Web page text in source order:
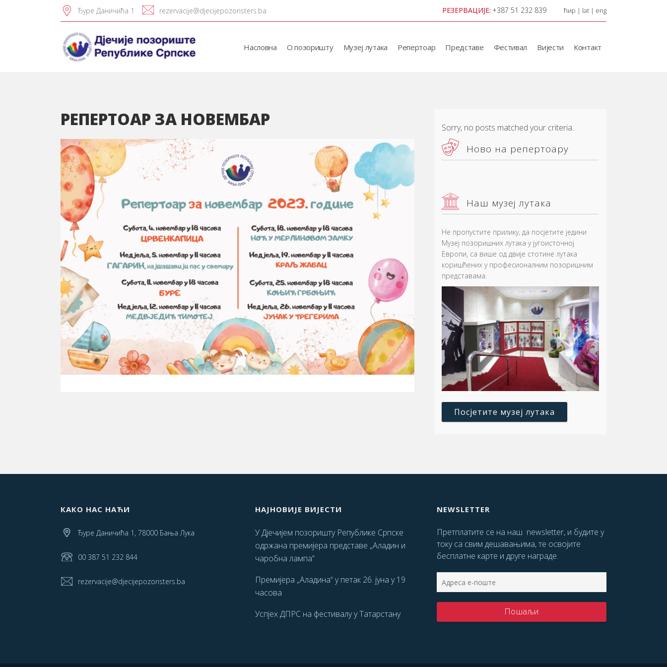
Ђуре Даничића 1 rezervacije@djecijepozoristers.ba РЕЗЕРВАЦИЈЕ: +387 51 232 839 ћир | lat | eng
Насловна О позоришту Музеј лутака Репертоар Представе Фестивал Вијести Контакт
РЕПЕРТОАР ЗА НОВЕМБАР Sorry, no posts matched your criteria.
Ново на репертоару
Наш музеј лутака
Не пропустите прилику, да посјетите једини
Музеј позоришних лутака у југоисточној
Европи, са више од двије стотине лутака
коришћених у професионалним позоришним
представама.
Посјетите музеј лутака
КАКО НАС НАЋИ
Ђуре Даничића 1, 78000 Бања Лука
00 387 51 232 844
rezervacije@djecijepozoristers.ba
НАЈНОВИЈЕ ВИЈЕСТИ
У Дјечијем позоришту Републике Српске
одржана премијера представе „Аладин и
чаробна лампа“
Премијера „Аладина“ у петак 26. јуна у 19
часова
Успјех ДПРС на фестивалу у Татарстану
NEWSLETTER
Претплатите се на наш newsletter, и будите у
току са свим дешавањима, те освојите
бесплатне карте и друге награде.